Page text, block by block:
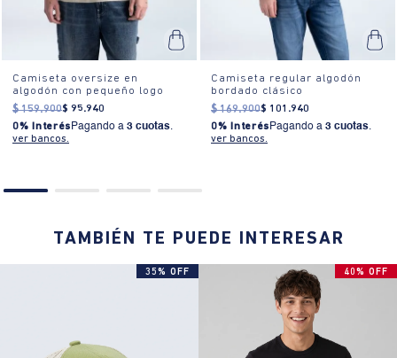
Camiseta oversize en
algodón con pequeño logo
$ 159.900$ 95.940
0% Interés Pagando a 3 cuotas.
ver bancos.
Camiseta regular algodón
bordado clásico
$ 169.900$ 101 .940
0% Interés Pagando a 3 cuotas.
ver bancos.
TAMBIÉN TE PUEDE INTERESAR
35% OFF 40% OFF